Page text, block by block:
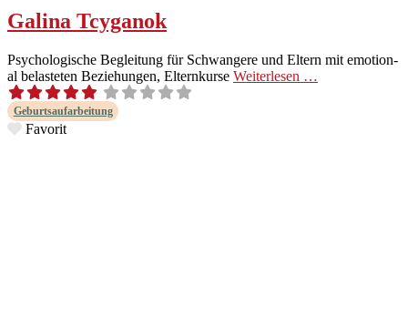
Galina Tcyganok
Psy­chol­o­gis­che Begleitung für Schwan­gere und Eltern mit emo­tion­
al belasteten Beziehun­gen, Elternkurse Weit­er­lesen …
Geburt­sa­u­far­beitung
Favorit